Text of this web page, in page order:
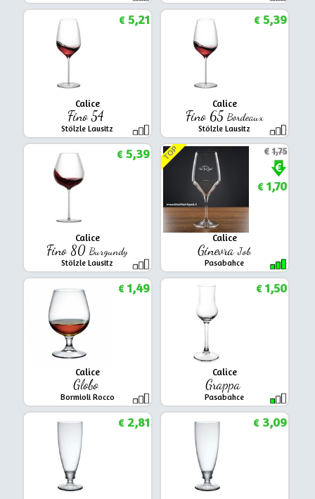
Calice
Fino 54
Stölzle Lausitz
€5,21
Calice
Fino 65Bordeaux
Stölzle Lausitz
€5,39
Calice
Fino 80Burgundy
Stölzle Lausitz
€5,39
Calice
GinevraJob
Pasabahce
TOP €1,75
€1,70
Calice
Globo
Bormioli Rocco
€1,49
Calice
Grappa
Pasabahce
€1,50
€2,81 €3,09